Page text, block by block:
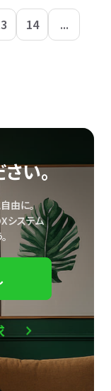
14
...
い。
由に。
システム